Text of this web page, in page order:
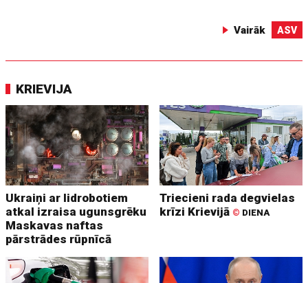
Vairāk ASV
KRIEVIJA
Ukraiņi ar lidrobotiem
atkal izraisa ugunsgrēku
Maskavas naftas
pārstrādes rūpnīcā
Triecieni rada degvielas
krīzi Krievijā © DIENA